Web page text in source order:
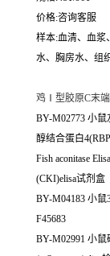
价格:咨询客服
样本:血清、血浆
水、胸房水、组
鸡Ⅰ型胶原C末端
BY-M02773 小鼠
醇结合蛋白
Fish aconitase
(CKI)elisa试剂盒
BY-M04183 小鼠
F45683
BY-M02991 小鼠